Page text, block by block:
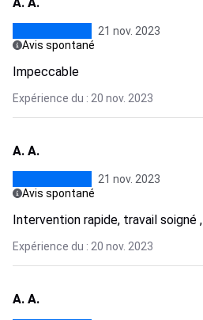
21 nov. 2023
Avis spontané
Impeccable
Expérience du : 20 nov. 2023
A. A.
21 nov. 2023
Avis spontané
Intervention rapide, travail soigné ,
Expérience du : 20 nov. 2023
A. A.